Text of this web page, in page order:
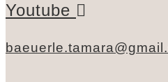
Youtube